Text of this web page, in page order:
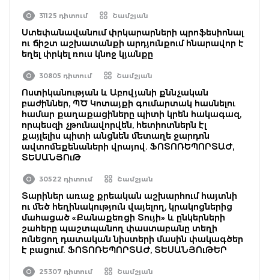
31125 դիտում Շամշյան
Ստեփանավանում փրկարարների պրոֆեսիոնալ
ու ճիշտ աշխատանքի արդյունքում հնարավոր է
եղել փրկել ռուս կնոջ կյանքը
30805 դիտում Շամշյան
Ոստիկանության և Աբովյանի քննչական
բաժիններ, ՊԾ Կոտայքի գումարտակ հասնելու
համար քաղաքացիները պիտի կրեն հակագազ,
որպեսզի չթունավորվեն, հետիոտներն էլ
քայլելիս պիտի անցնեն մետաղե ջարդոն
ավտոմեքենաների վրայով. ՖՈՏՈՌԵՊՈՐՏԱԺ,
ՏԵՍԱՆՅՈւԹ
30522 դիտում Շամշյան
Տարիներ առաջ քրեական աշխարհում հայտնի
ու մեծ հեղինակություն վայելող, կրակոցներից
մահացած «Քանաքեռցի Տույի» և ընկերների
շահերը պաշտպանող փաստաբանը տեղի
ունեցող դատական նիստերի մասին փակագծեր
է բացում. ՖՈՏՈՌԵՊՈՐՏԱԺ, ՏԵՍԱՆՅՈւԹԵՐ
25307 դիտում Շամշյան